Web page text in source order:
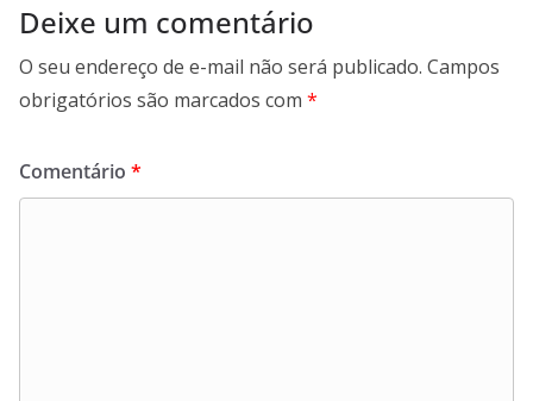
Deixe um comentário
O seu endereço de e-mail não será publicado. Campos
obrigatórios são marcados com *
Comentário *